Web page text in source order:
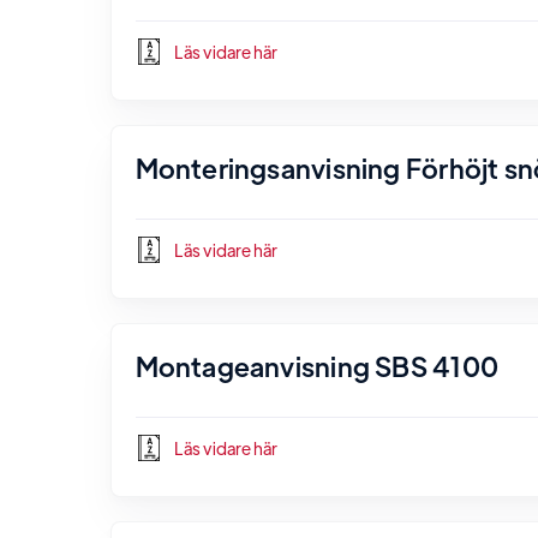
Läs vidare här
Monteringsanvisning Förhöjt
Läs vidare här
Montageanvisning SBS 4100
Läs vidare här